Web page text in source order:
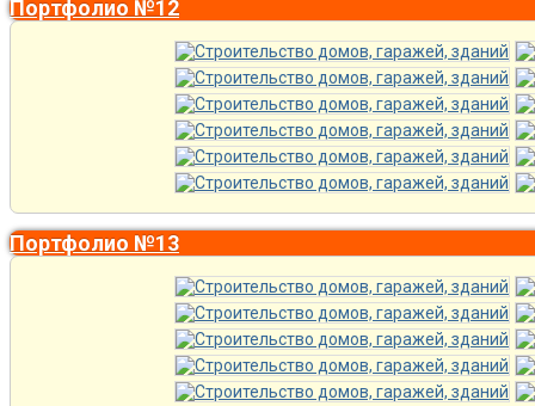
Портфолио №12
Портфолио №13